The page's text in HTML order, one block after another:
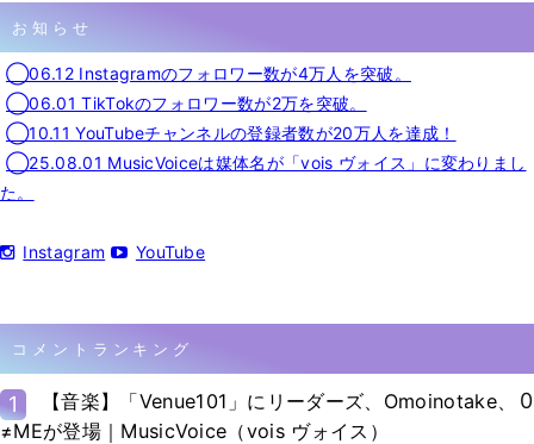
お知らせ
◯06.12 Instagramのフォロワー数が4万人を突破。
◯06.01 TikTokのフォロワー数が2万を突破。
◯10.11 YouTubeチャンネルの登録者数が20万人を達成！
◯25.08.01 MusicVoiceは媒体名が「vois ヴォイス」に変わりまし
た。
Instagram YouTube
コメントランキング
1
【音楽】「Venue101」にリーダーズ、Omoinotake、
≠MEが登場｜MusicVoice（vois ヴォイス）
0